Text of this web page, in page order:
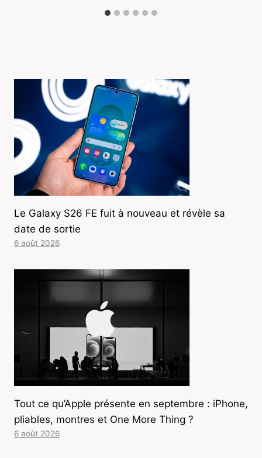
Le Galaxy S26 FE fuit à nouveau et révèle sa
date de sortie
6 août 2026
Tout ce qu’Apple présente en septembre : iPhone,
pliables, montres et One More Thing ?
6 août 2026